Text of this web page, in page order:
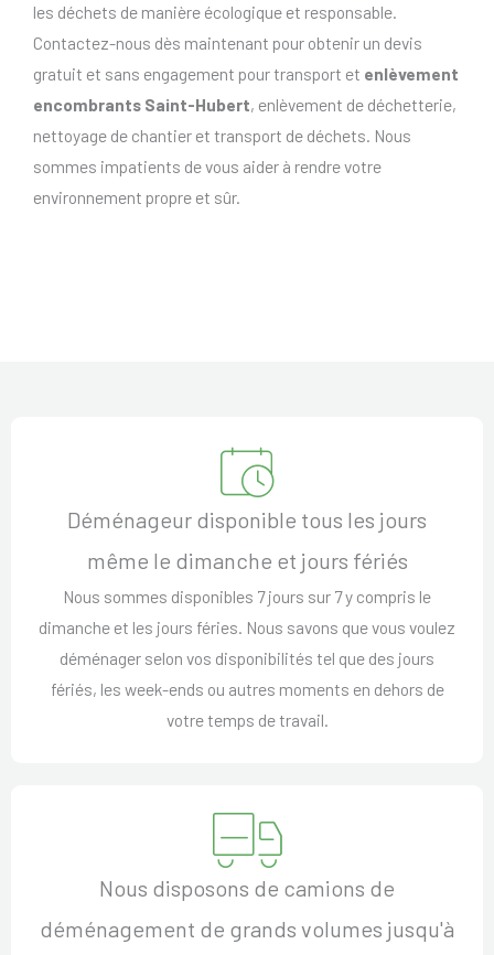
les déchets de manière écologique et responsable.
Contactez-nous dès maintenant pour obtenir un devis
gratuit et sans engagement pour transport et enlèvement
encombrants Saint-Hubert, enlèvement de déchetterie,
nettoyage de chantier et transport de déchets. Nous
sommes impatients de vous aider à rendre votre
environnement propre et sûr.
Déménageur disponible tous les jours
même le dimanche et jours fériés
Nous sommes disponibles 7 jours sur 7 y compris le
dimanche et les jours féries. Nous savons que vous voulez
déménager selon vos disponibilités tel que des jours
fériés, les week-ends ou autres moments en dehors de
votre temps de travail.
Nous disposons de camions de
déménagement de grands volumes jusqu'à